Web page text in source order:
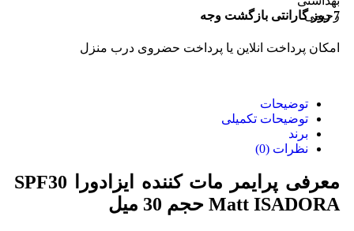
7 روز گارانتی بازگشت وجه
امکان پرداخت انلاین یا پرداخت حضروی درب منزل
توضیحات
توضیحات تکمیلی
برند
نظرات (0)
معرفی پرایمر مات کننده ایزادورا SPF30
Matt ISADORA حجم 30 میل